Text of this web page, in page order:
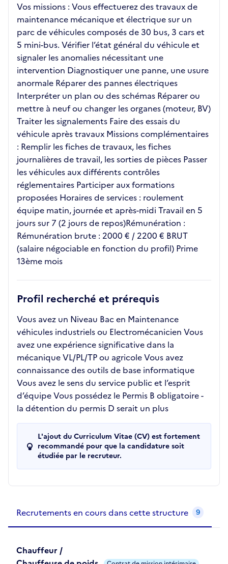
Vos missions : Vous effectuerez des travaux de
maintenance mécanique et électrique sur un
parc de véhicules composés de 30 bus, 3 cars et
5 mini-bus. Vérifier l’état général du véhicule et
signaler les anomalies nécessitant une
intervention Diagnostiquer une panne, une usure
anormale Réparer des pannes électriques
Interpréter un plan ou des schémas Réparer ou
mettre à neuf ou changer les organes (moteur, BV)
Traiter les signalements Faire des essais du
véhicule après travaux Missions complémentaires
: Remplir les fiches de travaux, les fiches
journalières de travail, les sorties de pièces Passer
les véhicules aux différents contrôles
réglementaires Participer aux formations
proposées Horaires de services : roulement
équipe matin, journée et après-midi Travail en 5
jours sur 7 (2 jours de repos)Rémunération :
Rémunération brute : 2000 € / 2200 € BRUT
(salaire négociable en fonction du profil) Prime
13ème mois
Profil recherché et prérequis
Vous avez un Niveau Bac en Maintenance
véhicules industriels ou Electromécanicien Vous
avez une expérience significative dans la
mécanique VL/PL/TP ou agricole Vous avez
connaissance des outils de base informatique
Vous avez le sens du service public et l’esprit
d’équipe Vous possédez le Permis B obligatoire -
la détention du permis D serait un plus
L'ajout du Curriculum Vitae (CV) est fortement
recommandé pour que la candidature soit
étudiée par le recruteur.
Recrutements en cours dans cette structure 9
Chauffeur /